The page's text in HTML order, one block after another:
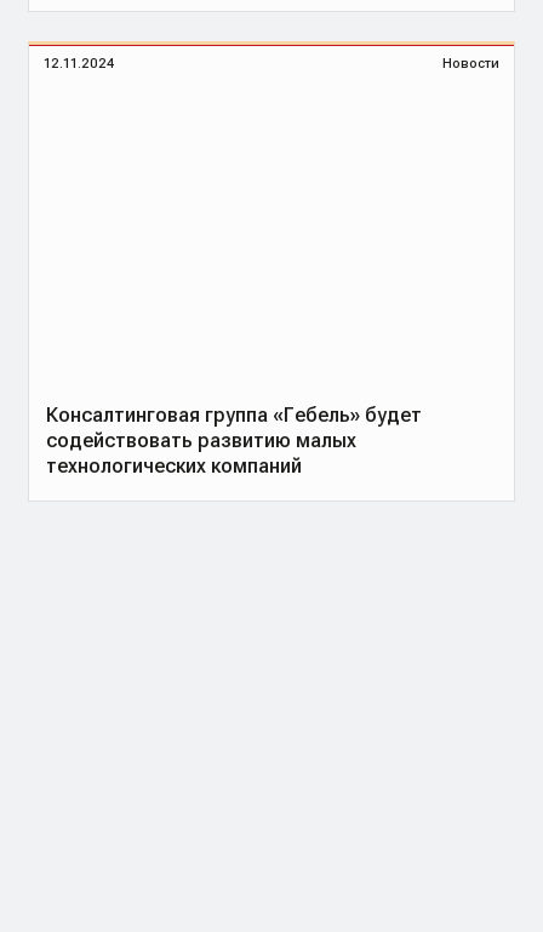
12.11.2024 Новости
Консалтинговая группа «Гебель» будет
содействовать развитию малых
технологических компаний